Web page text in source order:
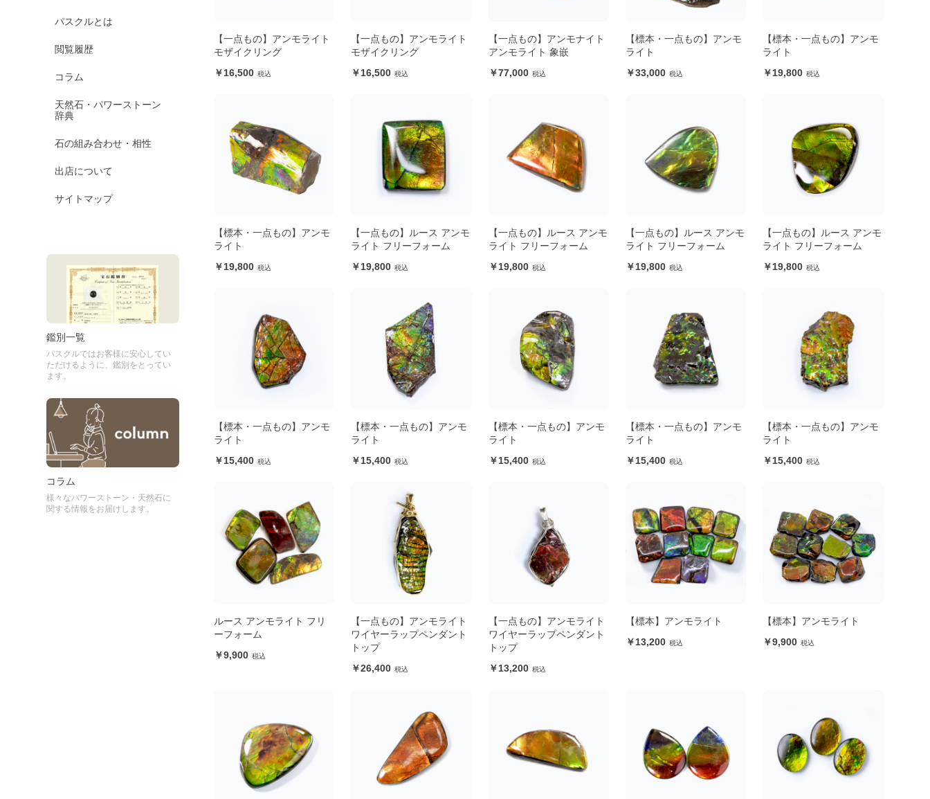
パスクルとは
閲覧履歴
コラム
天然石・パワーストーン
辞典
石の組み合わせ・相性
出店について
サイトマップ
鑑別一覧
パスクルではお客様に安心してい
ただけるように、鑑別をとってい
ます。
コラム
様々なパワーストーン・天然石に
関する情報をお届けします。
【一点もの】アンモライト
モザイクリング
16,500
【一点もの】アンモライト
モザイクリング
16,500
【一点もの】アンモナイト
アンモライト 象嵌
77,000
【標本・一点もの】アンモ
ライト
33,000
【標本・一点もの】アンモ
ライト
19,800
【標本・一点もの】アンモ
ライト
19,800
【一点もの】ルース アンモ
ライト フリーフォーム
19,800
【一点もの】ルース アンモ
ライト フリーフォーム
19,800
【一点もの】ルース アンモ
ライト フリーフォーム
19,800
【一点もの】ルース アンモ
ライト フリーフォーム
19,800
【標本・一点もの】アンモ
ライト
15,400
【標本・一点もの】アンモ
ライト
15,400
【標本・一点もの】アンモ
ライト
15,400
【標本・一点もの】アンモ
ライト
15,400
【標本・一点もの】アンモ
ライト
15,400
ルース アンモライト フリ
ーフォーム
9,900
【一点もの】アンモライト
ワイヤーラップペンダント
トップ
26,400
【一点もの】アンモライト
ワイヤーラップペンダント
トップ
13,200
【標本】アンモライト
13,200
【標本】アンモライト
9,900